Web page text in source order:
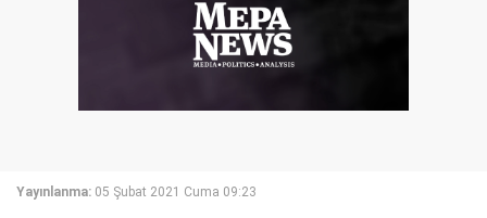
Yayınlanma: 05 Şubat 2021 Cuma 09:23